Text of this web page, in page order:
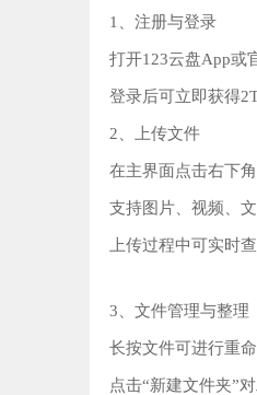
1、注册与登录‌
打开123云盘App或
登录后可立即获得‌
2、上传文件‌
在主界面点击右下
支持图片、视频、
上传过程中可实时
3、文件管理与整理‌
长按文件可进行重
点击“新建文件夹”